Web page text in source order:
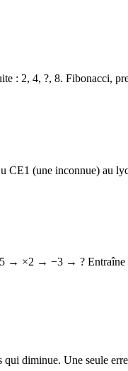
: 2, 4, ?, 8. Fibonacci,
CE1 (une inconnue) au
→ ×2 → −3 → ? Entraîne
qui diminue. Une seule